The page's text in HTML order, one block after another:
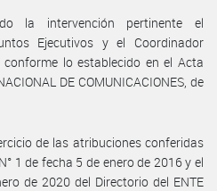
la intervención pertinente el
Ejecutivos y el Coordinador
conforme lo establecido en el Acta
DE COMUNICACIONES, de
de las atribuciones conferidas
1 de fecha 5 de enero de 2016 y el
de 2020 del Directorio del ENTE